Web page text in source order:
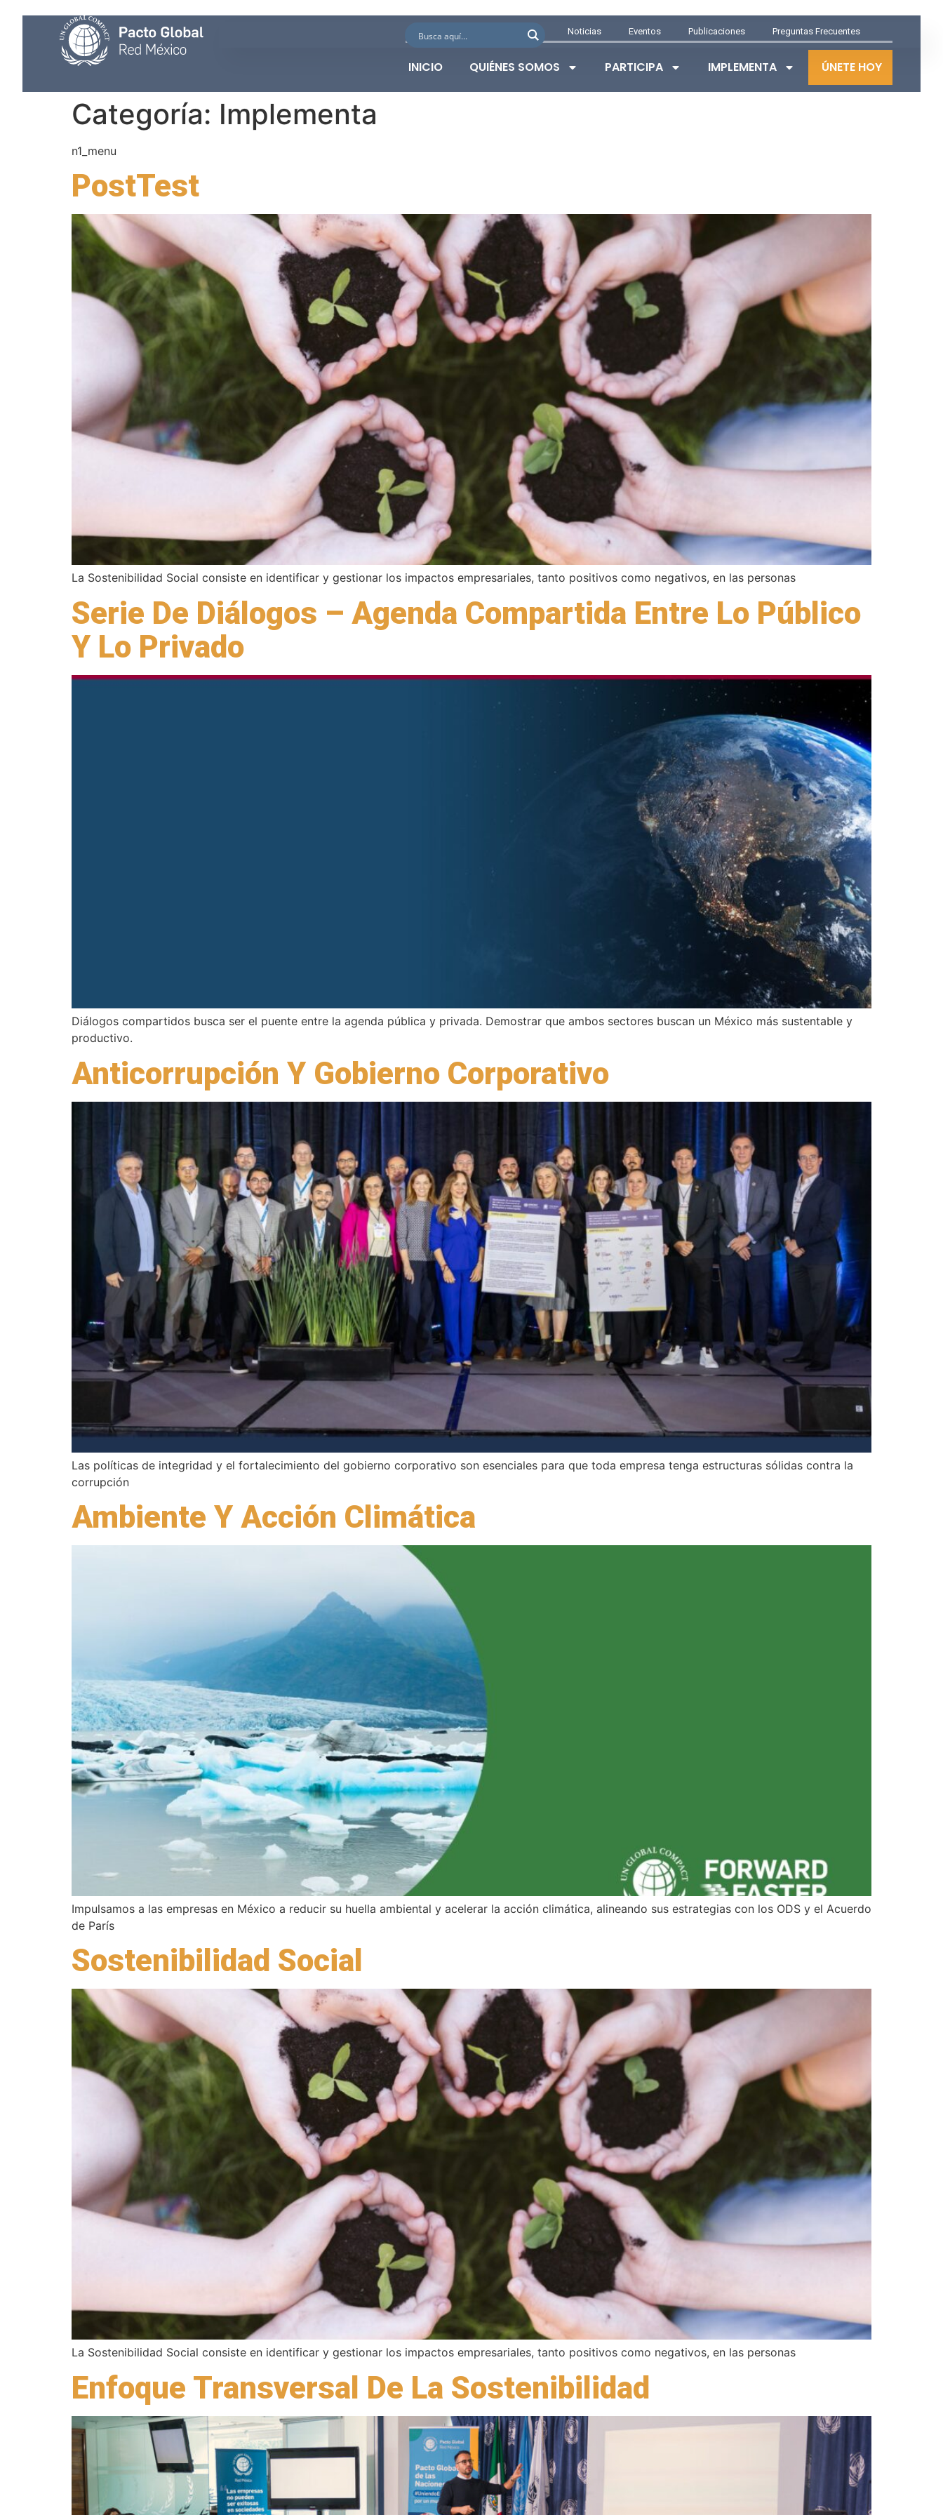
Noticias Eventos Publicaciones Preguntas Frecuentes
INICIO QUIÉNES SOMOS PARTICIPA IMPLEMENTA ÚNETE HOY
Categoría: Implementa
n1_menu
PostTest
La Sostenibilidad Social consiste en identificar y gestionar los impactos empresariales, tanto positivos como negativos, en las personas
Serie De Diálogos – Agenda Compartida Entre Lo Público
Y Lo Privado
Diálogos compartidos busca ser el puente entre la agenda pública y privada. Demostrar que ambos sectores buscan un México más sustentable y
productivo.
Anticorrupción Y Gobierno Corporativo
Las políticas de integridad y el fortalecimiento del gobierno corporativo son esenciales para que toda empresa tenga estructuras sólidas contra la
corrupción
Ambiente Y Acción Climática
Impulsamos a las empresas en México a reducir su huella ambiental y acelerar la acción climática, alineando sus estrategias con los ODS y el Acuerdo
de París
Sostenibilidad Social
La Sostenibilidad Social consiste en identificar y gestionar los impactos empresariales, tanto positivos como negativos, en las personas
Enfoque Transversal De La Sostenibilidad